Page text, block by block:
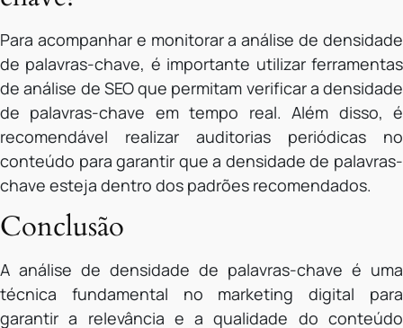
Para acompanhar e monitorar a análise de densidade
de palavras-chave, é importante utilizar ferramentas
de análise de SEO que permitam verificar a densidade
de palavras-chave em tempo real. Além disso, é
recomendável realizar auditorias periódicas no
conteúdo para garantir que a densidade de palavras-
chave esteja dentro dos padrões recomendados.
Conclusão
A análise de densidade de palavras-chave é uma
técnica fundamental no marketing digital para
garantir a relevância e a qualidade do conteúdo